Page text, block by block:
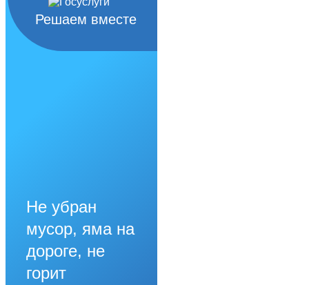
Решаем вместе
Не убран
мусор, яма на
дороге, не
горит